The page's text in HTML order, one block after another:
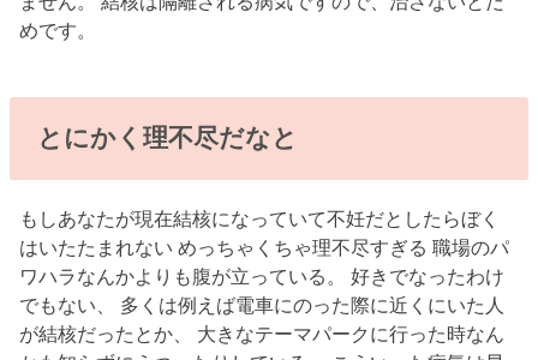
めです。
とにかく理不尽だなと
もしあなたが現在結核になっていて不妊だとしたらぼく
はいたたまれない めっちゃくちゃ理不尽すぎる 職場のパ
ワハラなんかよりも腹が立っている。 好きでなったわけ
でもない、 多くは例えば電車にのった際に近くにいた人
が結核だったとか、 大きなテーマパークに行った時なん